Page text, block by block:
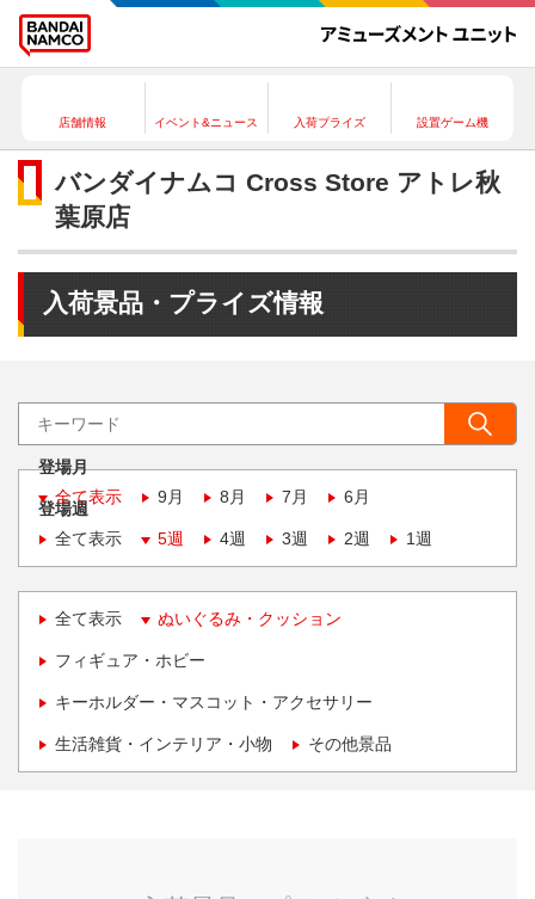
店舗情報 イベント&ニュース 入荷プライズ 設置ゲーム機
バンダイナムコ Cross Store アトレ秋
葉原店
入荷景品・プライズ情報
登場月
全て表示
9月 8月 7月 6月
登場週
全て表示
5週 4週 3週 2週 1週
全て表示 ぬいぐるみ・クッション
フィギュア・ホビー
キーホルダー・マスコット・アクセサリー
生活雑貨・インテリア・小物 その他景品